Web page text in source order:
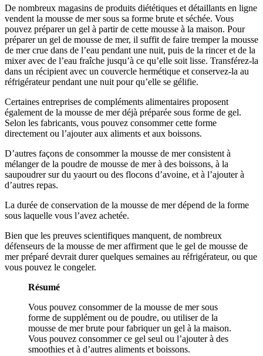
De nombreux magasins de produits diététiques et détaillants en ligne
vendent la mousse de mer sous sa forme brute et séchée. Vous
pouvez préparer un gel à partir de cette mousse à la maison. Pour
préparer un gel de mousse de mer, il suffit de faire tremper la mousse
de mer crue dans de l’eau pendant une nuit, puis de la rincer et de la
mixer avec de l’eau fraîche jusqu’à ce qu’elle soit lisse. Transférez-la
dans un récipient avec un couvercle hermétique et conservez-la au
réfrigérateur pendant une nuit pour qu’elle se gélifie.
Certaines entreprises de compléments alimentaires proposent
également de la mousse de mer déjà préparée sous forme de gel.
Selon les fabricants, vous pouvez consommer cette forme
directement ou l’ajouter aux aliments et aux boissons.
D’autres façons de consommer la mousse de mer consistent à
mélanger de la poudre de mousse de mer à des boissons, à la
saupoudrer sur du yaourt ou des flocons d’avoine, et à l’ajouter à
d’autres repas.
La durée de conservation de la mousse de mer dépend de la forme
sous laquelle vous l’avez achetée.
Bien que les preuves scientifiques manquent, de nombreux
défenseurs de la mousse de mer affirment que le gel de mousse de
mer préparé devrait durer quelques semaines au réfrigérateur, ou que
vous pouvez le congeler.
Résumé
Vous pouvez consommer de la mousse de mer sous
forme de supplément ou de poudre, ou utiliser de la
mousse de mer brute pour fabriquer un gel à la maison.
Vous pouvez consommer ce gel seul ou l’ajouter à des
smoothies et à d’autres aliments et boissons.